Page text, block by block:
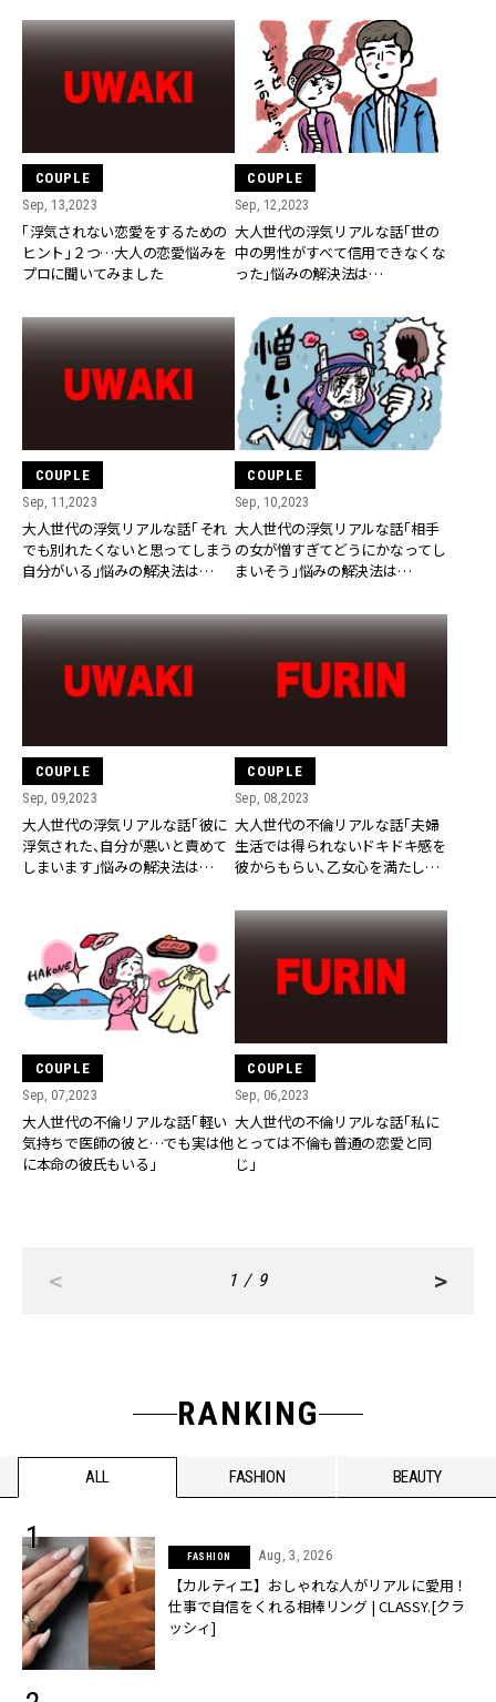
COUPLE
Sep, 13,2023
「浮気されない恋愛をするための
ヒント」２つ…大人の恋愛悩みを
プロに聞いてみました
COUPLE
Sep, 12,2023
大人世代の浮気リアルな話「世の
中の男性がすべて信用できなくな
った」悩みの解決法は…
COUPLE
Sep, 11,2023
大人世代の浮気リアルな話「それ
でも別れたくないと思ってしまう
自分がいる」悩みの解決法は…
COUPLE
Sep, 10,2023
大人世代の浮気リアルな話「相手
の女が憎すぎてどうにかなってし
まいそう」悩みの解決法は…
COUPLE
Sep, 09,2023
大人世代の浮気リアルな話「彼に
浮気された、自分が悪いと責めて
しまいます」悩みの解決法は…
COUPLE
Sep, 08,2023
大人世代の不倫リアルな話「夫婦
生活では得られないドキドキ感を
彼からもらい、乙女心を満たして
COUPLE
Sep, 07,2023
大人世代の不倫リアルな話「軽い
気持ちで医師の彼と…でも実は他
に本命の彼氏もいる」
COUPLE
Sep, 06,2023
大人世代の不倫リアルな話「私に
とっては不倫も普通の恋愛と同
じ」
< 1 / 9 >
RANKING
ALL FASHION BEAUTY
FASHION Aug, 3, 2026
【カルティエ】おしゃれな人がリアルに愛用！
仕事で自信をくれる相棒リング | CLASSY.[クラ
ッシィ]